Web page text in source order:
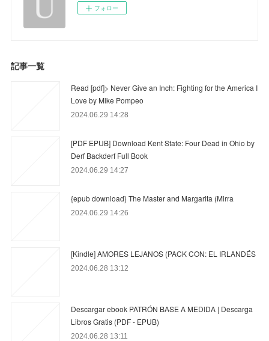
フォロー
記事一覧
Read [pdf]> Never Give an Inch: Fighting for the America I
Love by Mike Pompeo
2024.06.29 14:28
[PDF EPUB] Download Kent State: Four Dead in Ohio by
Derf Backderf Full Book
2024.06.29 14:27
{epub download} The Master and Margarita (Mirra
2024.06.29 14:26
[Kindle] AMORES LEJANOS (PACK CON: EL IRLANDÉS
2024.06.28 13:12
Descargar ebook PATRÓN BASE A MEDIDA | Descarga
Libros Gratis (PDF - EPUB)
2024.06.28 13:11